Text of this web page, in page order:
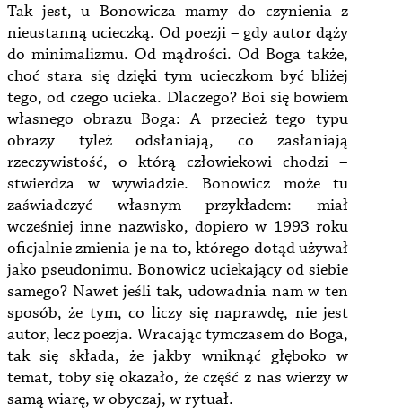
Tak jest, u Bonowicza mamy do czynienia z
nieustanną ucieczką. Od poezji – gdy autor dąży
do minimalizmu. Od mądrości. Od Boga także,
choć stara się dzięki tym ucieczkom być bliżej
tego, od czego ucieka. Dlaczego? Boi się bowiem
własnego obrazu Boga: A przecież tego typu
obrazy tyleż odsłaniają, co zasłaniają
rzeczywistość, o którą człowiekowi chodzi –
stwierdza w wywiadzie. Bonowicz może tu
zaświadczyć własnym przykładem: miał
wcześniej inne nazwisko, dopiero w 1993 roku
oficjalnie zmienia je na to, którego dotąd używał
jako pseudonimu. Bonowicz uciekający od siebie
samego? Nawet jeśli tak, udowadnia nam w ten
sposób, że tym, co liczy się naprawdę, nie jest
autor, lecz poezja. Wracając tymczasem do Boga,
tak się składa, że jakby wniknąć głęboko w
temat, toby się okazało, że część z nas wierzy w
samą wiarę, w obyczaj, w rytuał.